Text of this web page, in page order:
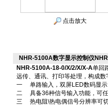
点击放大
NHR-5100A数字显示控制仪
NHR-5100A-18-0/X/2/X/X-A单回
远传、通讯、打印等处理，构成
一 单路输入，双屏LED数码显示
二 具备36种信号输入功能，可任
三 热电阻\热电偶信号分辨率可